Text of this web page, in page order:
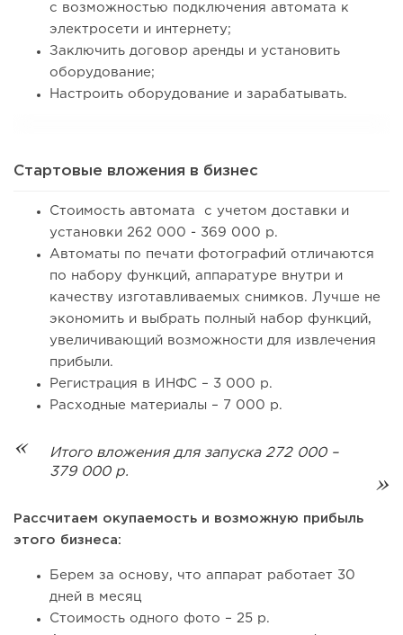
с возможностью подключения автомата к
электросети и интернету;
Заключить договор аренды и установить
оборудование;
Настроить оборудование и зарабатывать.
Стартовые вложения в бизнес
Стоимость автомата с учетом доставки и
установки 262 000 - 369 000 р.
Автоматы по печати фотографий отличаются
по набору функций, аппаратуре внутри и
качеству изготавливаемых снимков. Лучше не
экономить и выбрать полный набор функций,
увеличивающий возможности для извлечения
прибыли.
Регистрация в ИНФС – 3 000 р.
Расходные материалы – 7 000 р.
Итого вложения для запуска 272 000 –
379 000 р.
Рассчитаем окупаемость и возможную прибыль
этого бизнеса:
Берем за основу, что аппарат работает 30
дней в месяц
Стоимость одного фото – 25 р.